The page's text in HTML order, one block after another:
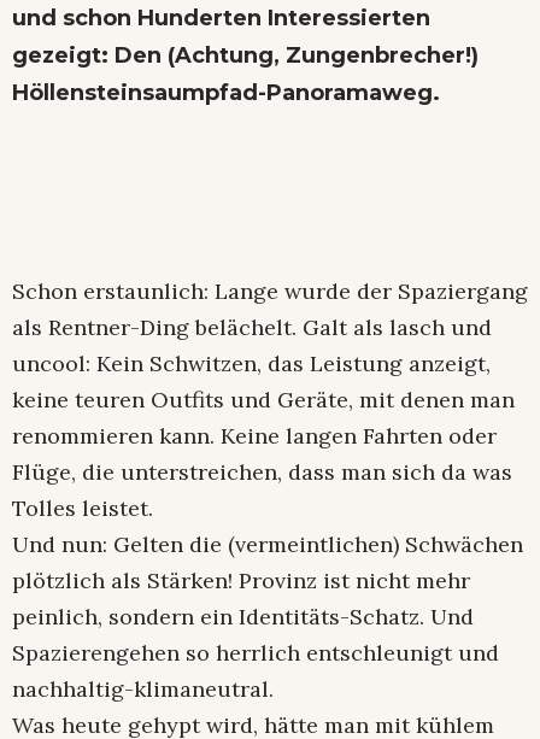
und schon Hunderten Interessierten
gezeigt: Den (Achtung, Zungenbrecher!)
Höllensteinsaumpfad-Panoramaweg.
Schon erstaunlich: Lange wurde der Spaziergang
als Rentner-Ding belächelt. Galt als lasch und
uncool: Kein Schwitzen, das Leistung anzeigt,
keine teuren Outfits und Geräte, mit denen man
renommieren kann. Keine langen Fahrten oder
Flüge, die unterstreichen, dass man sich da was
Tolles leistet.
Und nun: Gelten die (vermeintlichen) Schwächen
plötzlich als Stärken! Provinz ist nicht mehr
peinlich, sondern ein Identitäts-Schatz. Und
Spazierengehen so herrlich entschleunigt und
nachhaltig-klimaneutral.
Was heute gehypt wird, hätte man mit kühlem